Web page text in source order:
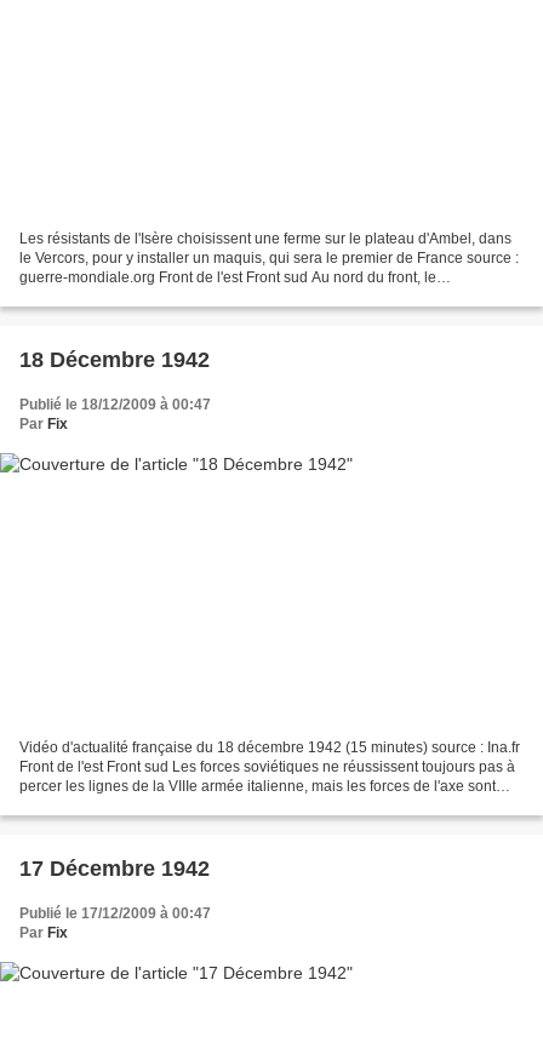
Les résistants de l'Isère choisissent une ferme sur le plateau d'Ambel, dans
le Vercors, pour y installer un maquis, qui sera le premier de France source :
guerre-mondiale.org Front de l'est Front sud Au nord du front, le
18 Décembre 1942
Publié le 18/12/2009 à 00:47
Par Fix
Vidéo d'actualité française du 18 décembre 1942 (15 minutes) source : Ina.fr
Front de l'est Front sud Les forces soviétiques ne réussissent toujours pas à
percer les lignes de la VIIIe armée italienne, mais les forces de l'axe sont
17 Décembre 1942
Publié le 17/12/2009 à 00:47
Par Fix